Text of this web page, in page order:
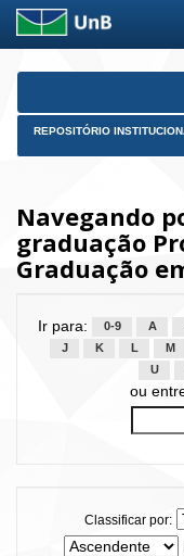
Skip
REPOSITÓRIO
Navegando
graduação
Graduação
Ir para: 0-9 A
J
K L M
U
ou
Classificar por: